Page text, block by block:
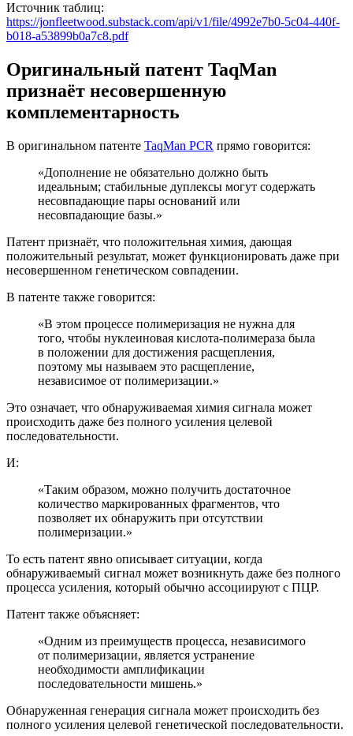
Источник таблиц:
https://jonfleetwood.substack.com/api/v1/file/4992e7b0-5c04-440f-
b018-a53899b0a7c8.pdf
Оригинальный патент TaqMan
признаёт несовершенную
комплементарность
В оригинальном патенте TaqMan PCR прямо говорится:
«Дополнение не обязательно должно быть
идеальным; стабильные дуплексы могут содержать
несовпадающие пары оснований или
несовпадающие базы.»
Патент признаёт, что положительная химия, дающая
положительный результат, может функционировать даже при
несовершенном генетическом совпадении.
В патенте также говорится:
«В этом процессе полимеризация не нужна для
того, чтобы нуклеиновая кислота-полимераза была
в положении для достижения расщепления,
поэтому мы называем это расщепление,
независимое от полимеризации.»
Это означает, что обнаруживаемая химия сигнала может
происходить даже без полного усиления целевой
последовательности.
И:
«Таким образом, можно получить достаточное
количество маркированных фрагментов, что
позволяет их обнаружить при отсутствии
полимеризации.»
То есть патент явно описывает ситуации, когда
обнаруживаемый сигнал может возникнуть даже без полного
процесса усиления, который обычно ассоциируют с ПЦР.
Патент также объясняет:
«Одним из преимуществ процесса, независимого
от полимеризации, является устранение
необходимости амплификации
последовательности мишень.»
Обнаруженная генерация сигнала может происходить без
полного усиления целевой генетической последовательности.